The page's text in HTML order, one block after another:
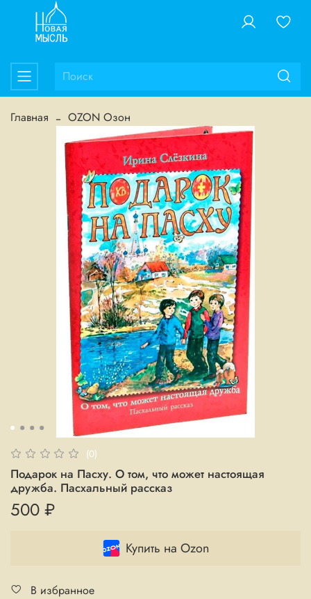
Главная OZON Озон
(0)
Подарок на Пасху. О том, что может настоящая
дружба. Пасхальный рассказ
500 ₽
Купить на Ozon
В избранное